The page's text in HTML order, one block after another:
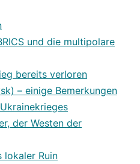
und die multipolare
bereits verloren
– einige Bemerkungen
der Westen der
lokaler Ruin